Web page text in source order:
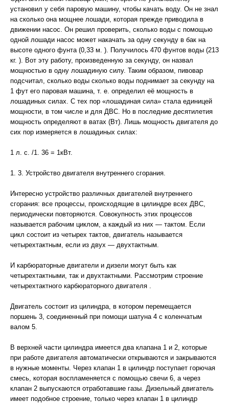
установил у себя паровую машину, чтобы качать воду. Он не знал
на сколько она мощнее лошади, которая прежде приводила в
движении насос. Он решил проверить, сколько воды с помощью
одной лошади насос может накачать за одну секунду в бак на
высоте одного фунта (0,33 м. ). Получилось 470 фунтов воды (213
кг. ). Вот эту работу, произведенную за секунду, он назвал
мощностью в одну лошадиную силу. Таким образом, пивовар
подсчитал, сколько воды сколько воды поднимает за секунду на
1 фут его паровая машина, т. е. определил её мощность в
лошадиных силах. С тех пор «лошадиная сила» стала единицей
мощности, в том числе и для ДВС. Но в последние десятилетия
мощность определяют в ватах (Вт). Лишь мощность двигателя до
сих пор измеряется в лошадиных силах:
1 л. с. /1. 36 = 1кВт.
1. 3. Устройство двигателя внутреннего сгорания.
Интересно устройство различных двигателей внутреннего
сгорания: все процессы, происходящие в цилиндре всех ДВС,
периодически повторяются. Совокупность этих процессов
называется рабочим циклом, а каждый из них — тактом. Если
цикл состоит из четырех тактов, двигатель называется
четырехтактным, если из двух — двухтактным.
И карбюраторные двигатели и дизели могут быть как
четырехтактными, так и двухтактными. Рассмотрим строение
четырехтактного карбюраторного двигателя .
Двигатель состоит из цилиндра, в котором перемещается
поршень 3, соединенный при помощи шатуна 4 с коленчатым
валом 5.
В верхней части цилиндра имеется два клапана 1 и 2, которые
при работе двигателя автоматически открываются и закрываются
в нужные моменты. Через клапан 1 в цилиндр поступает горючая
смесь, которая воспламеняется с помощью свечи 6, а через
клапан 2 выпускаются отработавшие газы. Дизельный двигатель
имеет подобное строение, только через клапан 1 в цилиндр